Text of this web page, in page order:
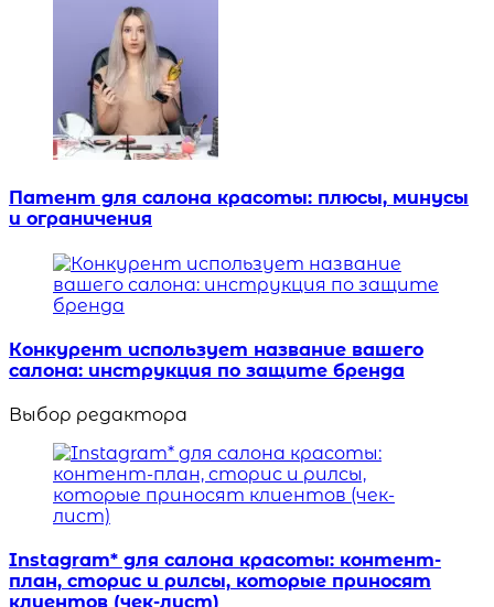
Патент для салона красоты: плюсы, минусы
и ограничения
Конкурент использует название вашего
салона: инструкция по защите бренда
Выбор редактора
Instagram* для салона красоты: контент-
план, сторис и рилсы, которые приносят
клиентов (чек-лист)